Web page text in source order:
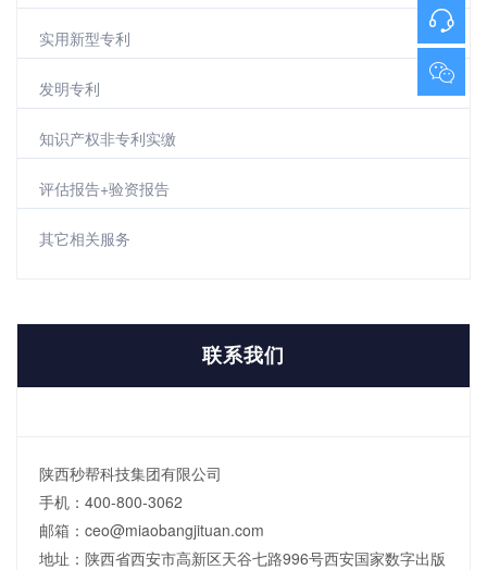
实用新型专利
发明专利
知识产权非专利实缴
评估报告+验资报告
其它相关服务
联系我们
陕西秒帮科技集团有限公司
手机：400-800-3062
邮箱：ceo@miaobangjituan.com
地址：陕西省西安市高新区天谷七路996号西安国家数字出版